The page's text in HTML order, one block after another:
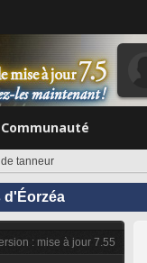
Communauté
tanneur
d'Éorzéa
: mise à jour 7.55